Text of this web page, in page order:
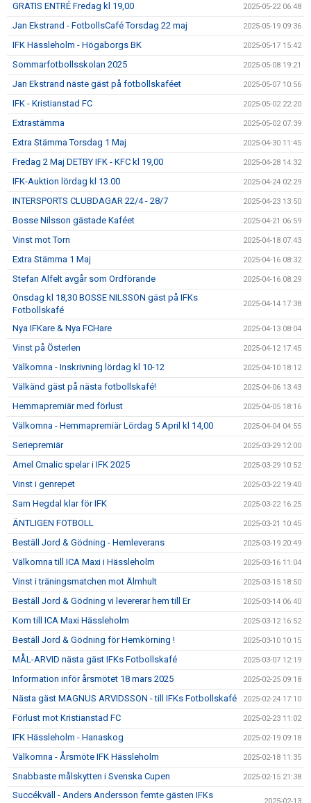
GRATIS ENTRÉ Fredag kl 19,00 2025-05-22 06:48
Jan Ekstrand - FotbollsCafé Torsdag 22 maj 2025-05-19 09:36
IFK Hässleholm - Högaborgs BK 2025-05-17 15:42
Sommarfotbollsskolan 2025 2025-05-08 19:21
Jan Ekstrand näste gäst på fotbollskaféet 2025-05-07 10:56
IFK - Kristianstad FC 2025-05-02 22:20
Extrastämma 2025-05-02 07:39
Extra Stämma Torsdag 1 Maj 2025-04-30 11:45
Fredag 2 Maj DETBY IFK - KFC kl 19,00 2025-04-28 14:32
IFK-Auktion lördag kl 13.00 2025-04-24 02:29
INTERSPORTS CLUBDAGAR 22/4 - 28/7 2025-04-23 13:50
Bosse Nilsson gästade Kaféet 2025-04-21 06:59
Vinst mot Torn 2025-04-18 07:43
Extra Stämma 1 Maj 2025-04-16 08:32
Stefan Alfelt avgår som Ordförande 2025-04-16 08:29
Onsdag kl 18,30 BOSSE NILSSON gäst på IFKs
Fotbollskafé
2025-04-14 17:38
Nya IFKare & Nya FCHare 2025-04-13 08:04
Vinst på Österlen 2025-04-12 17:45
Välkomna - Inskrivning lördag kl 10-12 2025-04-10 18:12
Välkänd gäst på nästa fotbollskafé! 2025-04-06 13:43
Hemmapremiär med förlust 2025-04-05 18:16
Välkomna - Hemmapremiär Lördag 5 April kl 14,00 2025-04-04 04:55
Seriepremiär 2025-03-29 12:00
Amel Crnalic spelar i IFK 2025 2025-03-29 10:52
Vinst i genrepet 2025-03-22 19:40
Sam Hegdal klar för IFK 2025-03-22 16:25
ÄNTLIGEN FOTBOLL 2025-03-21 10:45
Beställ Jord & Gödning - Hemleverans 2025-03-19 20:49
Välkomna till ICA Maxi i Hässleholm 2025-03-16 11:04
Vinst i träningsmatchen mot Älmhult 2025-03-15 18:50
Beställ Jord & Gödning vi levererar hem till Er 2025-03-14 06:40
Kom till ICA Maxi Hässleholm 2025-03-12 16:52
Beställ Jord & Gödning för Hemkörning ! 2025-03-10 10:15
MÅL-ARVID nästa gäst IFKs Fotbollskafé 2025-03-07 12:19
Information inför årsmötet 18 mars 2025 2025-02-25 09:18
Nästa gäst MAGNUS ARVIDSSON - till IFKs Fotbollskafé 2025-02-24 17:10
Förlust mot Kristianstad FC 2025-02-23 11:02
IFK Hässleholm - Hanaskog 2025-02-19 09:18
Välkomna - Årsmöte IFK Hässleholm 2025-02-18 11:35
Snabbaste målskytten i Svenska Cupen 2025-02-15 21:38
Succékväll - Anders Andersson femte gästen IFKs